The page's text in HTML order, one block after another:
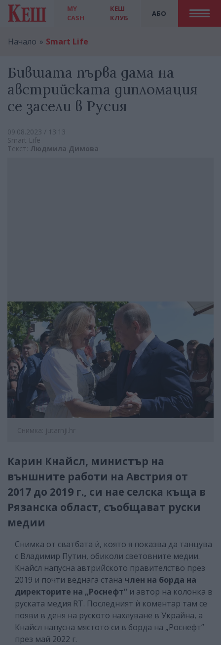
MY
CASH
АБО
КЕШ
КЛУБ
Начало Smart Life
Бившата първа дама на
австрийската дипломация
се засели в Русия
09.08.2023 / 13:13
Smart Life
Текст: Людмила Димова
Снимка: jutarnji.hr
Карин Кнайсл, министър на
външните работи на Австрия от
2017 до 2019 г., си нае селска къща в
Рязанска област, съобщават руски
медии
Снимка от сватбата ѝ, която я показва да танцува
с Владимир Путин, обиколи световните медии.
Кнайсл напусна автрийското правителство през
2019 и почти веднага стана член на борда на
директорите на „Роснефт” и автор на колонка в
руската медия RT. Последният ѝ коментар там се
появи в деня на руското нахлуване в Украйна, а
Кнайсл напусна мястото си в борда на „Роснефт”
през май 2022 г.